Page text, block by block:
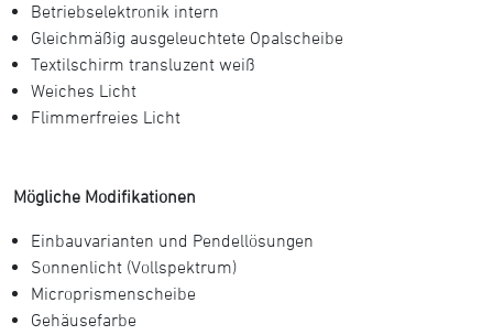
Betriebselektronik intern
Gleichmäßig ausgeleuchtete Opalscheibe
Textilschirm transluzent weiß
Weiches Licht
Flimmerfreies Licht
Mögliche Modifikationen
Einbauvarianten und Pendellösungen
Sonnenlicht (Vollspektrum)
Microprismenscheibe
Gehäusefarbe